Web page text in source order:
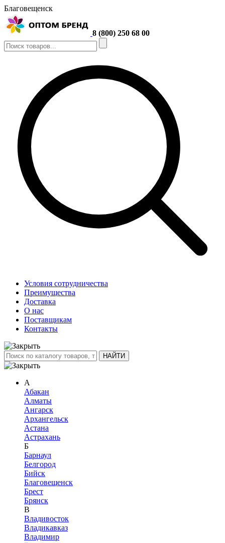
Благовещенск
8 (800) 250 68 00
Условия сотрудничества
Преимущества
Доставка
О нас
Поставщикам
Контакты
А
Абакан
Алматы
Ангарск
Архангельск
Астана
Астрахань
Б
Барнаул
Белгород
Бийск
Благовещенск
Брест
Брянск
В
Владивосток
Владикавказ
Владимир